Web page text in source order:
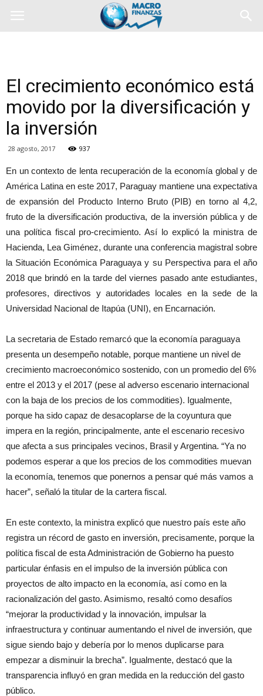
El crecimiento económico está
movido por la diversificación y
la inversión
28 agosto, 2017 937
En un contexto de lenta recuperación de la economía global y de
América Latina en este 2017, Paraguay mantiene una expectativa
de expansión del Producto Interno Bruto (PIB) en torno al 4,2,
fruto de la diversificación productiva, de la inversión pública y de
una política fiscal pro-crecimiento. Así lo explicó la ministra de
Hacienda, Lea Giménez, durante una conferencia magistral sobre
la Situación Económica Paraguaya y su Perspectiva para el año
2018 que brindó en la tarde del viernes pasado ante estudiantes,
profesores, directivos y autoridades locales en la sede de la
Universidad Nacional de Itapúa (UNI), en Encarnación.
La secretaria de Estado remarcó que la economía paraguaya
presenta un desempeño notable, porque mantiene un nivel de
crecimiento macroeconómico sostenido, con un promedio del 6%
entre el 2013 y el 2017 (pese al adverso escenario internacional
con la baja de los precios de los commodities). Igualmente,
porque ha sido capaz de desacoplarse de la coyuntura que
impera en la región, principalmente, ante el escenario recesivo
que afecta a sus principales vecinos, Brasil y Argentina. “Ya no
podemos esperar a que los precios de los commodities muevan
la economía, tenemos que ponernos a pensar qué más vamos a
hacer”, señaló la titular de la cartera fiscal.
En este contexto, la ministra explicó que nuestro país este año
registra un récord de gasto en inversión, precisamente, porque la
política fiscal de esta Administración de Gobierno ha puesto
particular énfasis en el impulso de la inversión pública con
proyectos de alto impacto en la economía, así como en la
racionalización del gasto. Asimismo, resaltó como desafíos
“mejorar la productividad y la innovación, impulsar la
infraestructura y continuar aumentando el nivel de inversión, que
sigue siendo bajo y debería por lo menos duplicarse para
empezar a disminuir la brecha”. Igualmente, destacó que la
transparencia influyó en gran medida en la reducción del gasto
público.